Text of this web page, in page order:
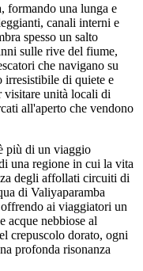
formando una lunga e
canali interni e
spesso un salto
sulle rive del fiume,
che navigano su
irresistibile di quiete e
visitare unità locali di
all'aperto che vendono
più di un viaggio
una regione in cui la vita
degli affollati circuiti di
di Valiyaparamba
ai viaggiatori un
acque nebbiose al
crepuscolo dorato, ogni
profonda risonanza